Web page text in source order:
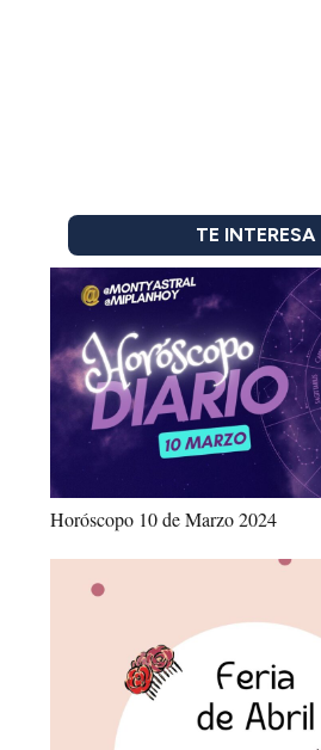
TE INTERESA
Horóscopo 10 de Marzo 2024